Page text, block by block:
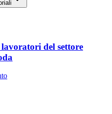
del settore